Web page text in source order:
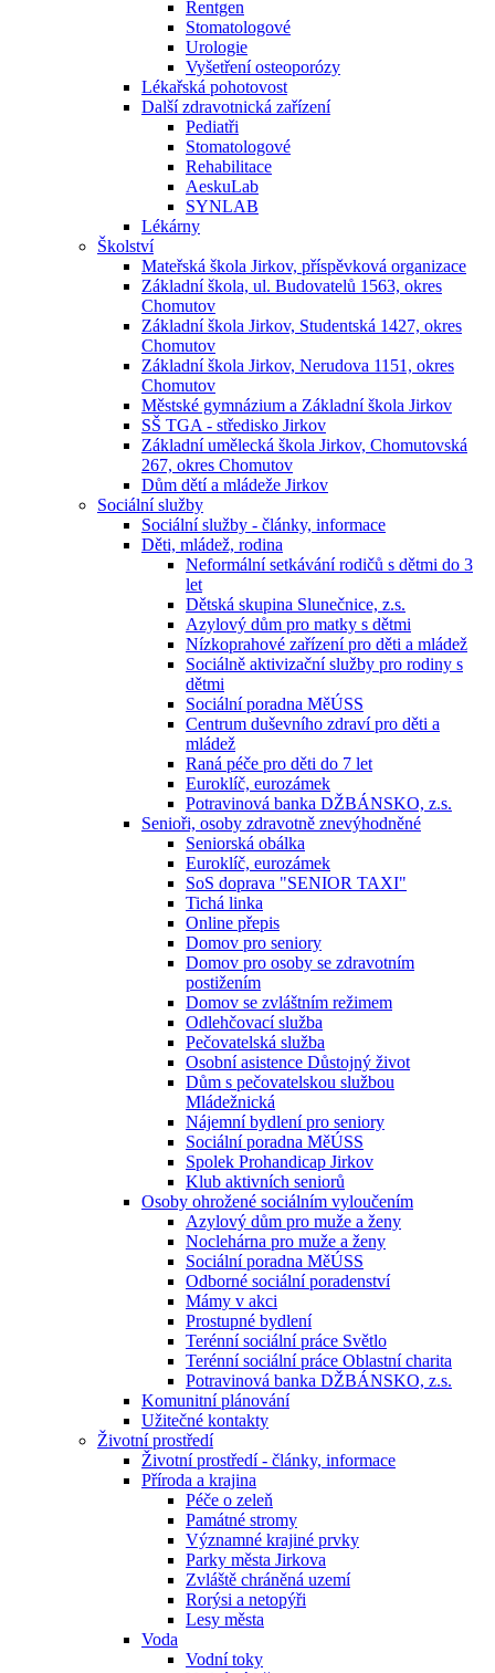
Rentgen
Stomatologové
Urologie
Vyšetření osteoporózy
Lékařská pohotovost
Další zdravotnická zařízení
Pediatři
Stomatologové
Rehabilitace
AeskuLab
SYNLAB
Lékárny
Školství
Mateřská škola Jirkov, příspěvková organizace
Základní škola, ul. Budovatelů 1563, okres
Chomutov
Základní škola Jirkov, Studentská 1427, okres
Chomutov
Základní škola Jirkov, Nerudova 1151, okres
Chomutov
Městské gymnázium a Základní škola Jirkov
SŠ TGA - středisko Jirkov
Základní umělecká škola Jirkov, Chomutovská
267, okres Chomutov
Dům dětí a mládeže Jirkov
Sociální služby
Sociální služby - články, informace
Děti, mládež, rodina
Neformální setkávání rodičů s dětmi do 3
let
Dětská skupina Slunečnice, z.s.
Azylový dům pro matky s dětmi
Nízkoprahové zařízení pro děti a mládež
Sociálně aktivizační služby pro rodiny s
dětmi
Sociální poradna MěÚSS
Centrum duševního zdraví pro děti a
mládež
Raná péče pro děti do 7 let
Euroklíč, eurozámek
Potravinová banka DŽBÁNSKO, z.s.
Senioři, osoby zdravotně znevýhodněné
Seniorská obálka
Euroklíč, eurozámek
SoS doprava "SENIOR TAXI"
Tichá linka
Online přepis
Domov pro seniory
Domov pro osoby se zdravotním
postižením
Domov se zvláštním režimem
Odlehčovací služba
Pečovatelská služba
Osobní asistence Důstojný život
Dům s pečovatelskou službou
Mládežnická
Nájemní bydlení pro seniory
Sociální poradna MěÚSS
Spolek Prohandicap Jirkov
Klub aktivních seniorů
Osoby ohrožené sociálním vyloučením
Azylový dům pro muže a ženy
Noclehárna pro muže a ženy
Sociální poradna MěÚSS
Odborné sociální poradenství
Mámy v akci
Prostupné bydlení
Terénní sociální práce Světlo
Terénní sociální práce Oblastní charita
Potravinová banka DŽBÁNSKO, z.s.
Komunitní plánování
Užitečné kontakty
Životní prostředí
Životní prostředí - články, informace
Příroda a krajina
Péče o zeleň
Památné stromy
Významné krajiné prvky
Parky města Jirkova
Zvláště chráněná uzemí
Rorýsi a netopýři
Lesy města
Voda
Vodní toky